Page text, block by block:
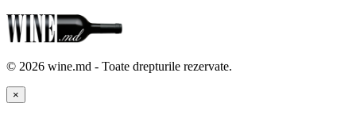
© 2026 wine.md - Toate drepturile rezervate.
×